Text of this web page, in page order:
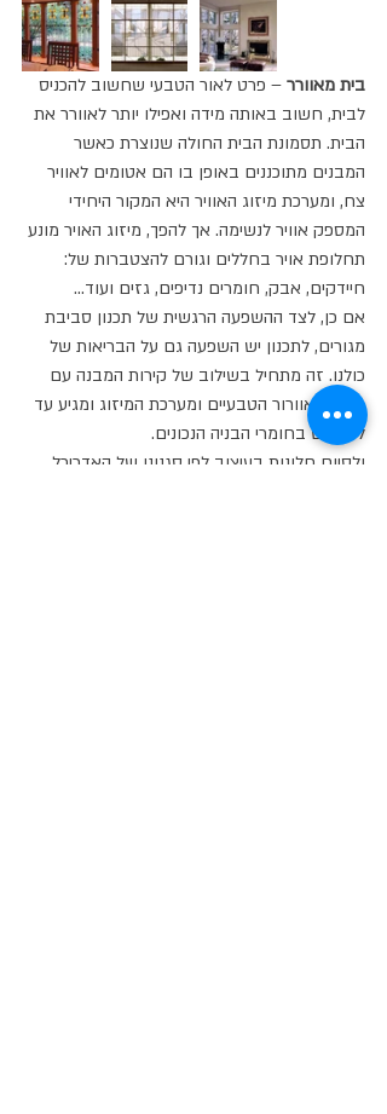
בית מאוורר – פרט לאור הטבעי שחשוב להכניס
לבית, חשוב באותה מידה ואפילו יותר לאוורר את
הבית. תסמונת הבית החולה שנוצרת כאשר
המבנים מתוכננים באופן בו הם אטומים לאוויר
צח, ומערכת מיזוג האוויר היא המקור היחידי
המספק אוויר לנשימה. אך להפך, מיזוג האויר מונע
תחלופת אויר בחללים וגורם להצטברות של:
חיידקים, אבק, חומרים נדיפים, גזים ועוד...
אם כן, לצד ההשפעה הרגשית של תכנון סביבת
מגורים, לתכנון יש השפעה גם על הבריאות של
כולנו. זה מתחיל בשילוב של קירות המבנה עם
פתחי האוורור הטבעיים ומערכת המיזוג ומגיע עד
לשימוש בחומרי הבניה הנכונים.
ולסיום חלונות בעיצוב לפי סגנונו של האדריכל